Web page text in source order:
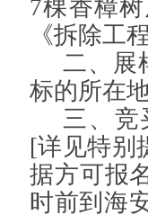
7棵香樟
《拆除工
二、展
标的所在
三、竞
[详 见特别
据方可报
时前到海